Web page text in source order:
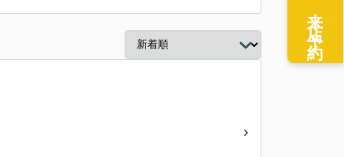
来店予約